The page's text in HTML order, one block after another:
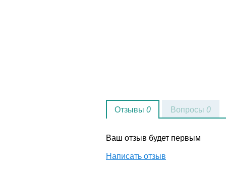
Отзывы 0
Ваш отзыв будет первым
Написать отзыв
Вопросы 0